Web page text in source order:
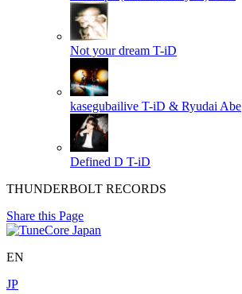
Not your dream T-iD
kasegubailive T-iD & Ryudai Abe
Defined D T-iD
THUNDERBOLT RECORDS
Share this Page
EN
JP